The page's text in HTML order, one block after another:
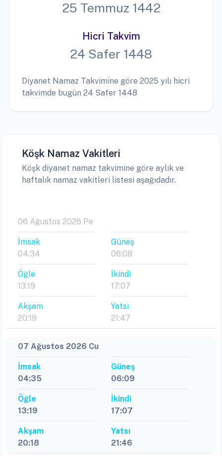
25 Temmuz 1442
Hicri Takvim
24 Safer 1448
Diyanet Namaz Takvimine göre 2025 yılı hicri
takvimde bugün 24 Safer 1448
Köşk Namaz Vakitleri
Köşk diyanet namaz takvimine göre aylık ve
haftalık namaz vakitleri listesi aşağıdadır.
06 Ağustos 2026 Pe
İmsak
04:34
Güneş
06:08
Öğle
13:19
İkindi
17:07
Akşam
20:19
Yatsı
21:47
07 Ağustos 2026 Cu
İmsak
04:35
Güneş
06:09
Öğle
13:19
İkindi
17:07
Akşam
20:18
Yatsı
21:46